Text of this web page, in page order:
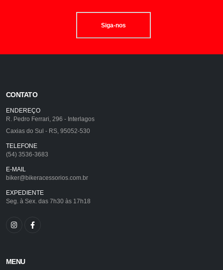
Siga-nos
CONTATO
ENDEREÇO
R. Pedro Ferrari, 296 - Interlagos
Caxias do Sul - RS, 95052-530
TELEFONE
(54) 3536-3683
E-MAIL
biker@bikeracessorios.com.br
EXPEDIENTE
Seg. à Sex. das 7h30 às 17h18
MENU